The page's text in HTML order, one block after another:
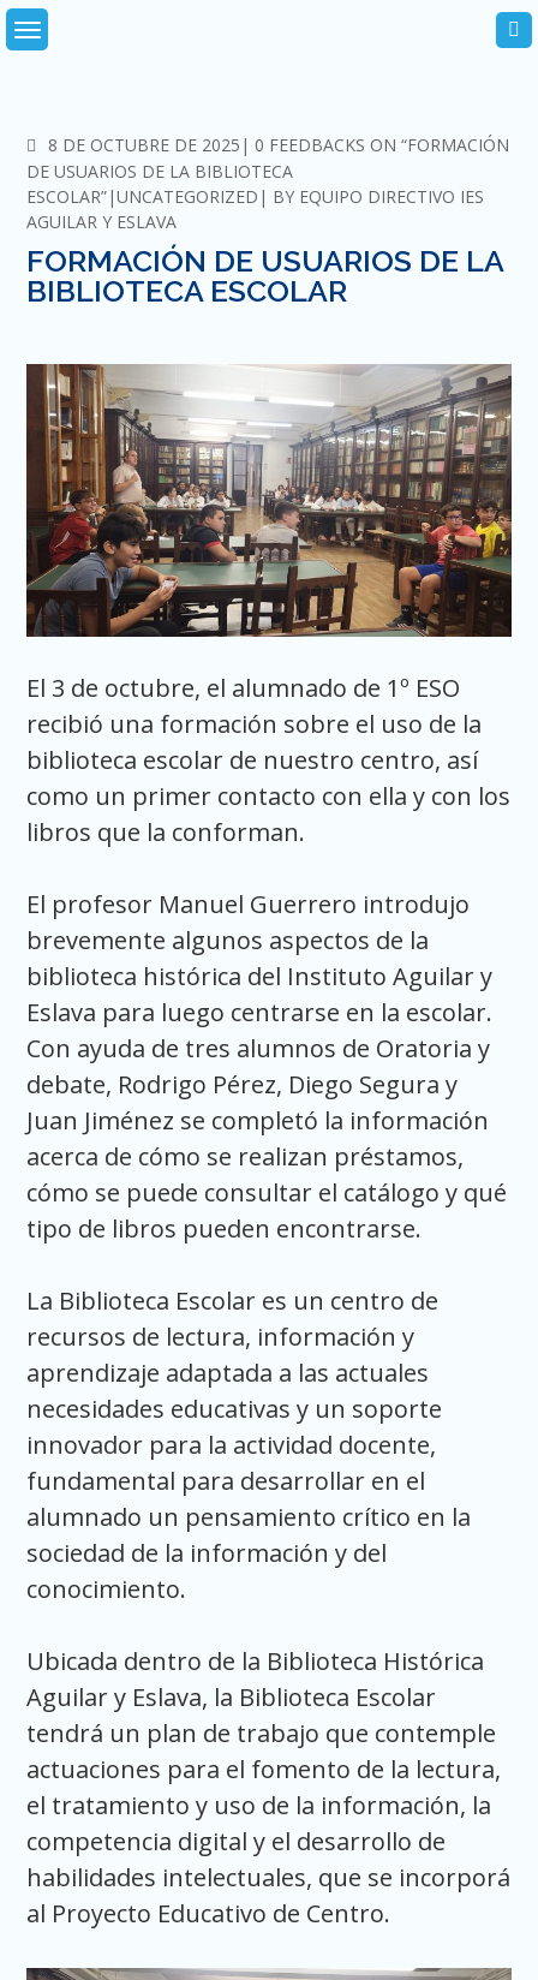
Skip
to
8 DE OCTUBRE DE 2025 COMMENTS
0 FEEDBACKS ON “FORMACIÓN
DE USUARIOS DE LA BIBLIOTECA
ESCOLAR” UNCATEGORIZED BY EQUIPO DIRECTIVO IES
AGUILAR Y ESLAVA
FORMACIÓN DE USUARIOS DE LA
BIBLIOTECA ESCOLAR
El 3 de octubre, el alumnado de 1º ESO
recibió una formación sobre el uso de la
biblioteca escolar de nuestro centro, así
como un primer contacto con ella y con los
libros que la conforman.
El profesor Manuel Guerrero introdujo
brevemente algunos aspectos de la
biblioteca histórica del Instituto Aguilar y
Eslava para luego centrarse en la escolar.
Con ayuda de tres alumnos de Oratoria y
debate, Rodrigo Pérez, Diego Segura y
Juan Jiménez se completó la información
acerca de cómo se realizan préstamos,
cómo se puede consultar el catálogo y qué
tipo de libros pueden encontrarse.
La Biblioteca Escolar es un centro de
recursos de lectura, información y
aprendizaje adaptada a las actuales
necesidades educativas y un soporte
innovador para la actividad docente,
fundamental para desarrollar en el
alumnado un pensamiento crítico en la
sociedad de la información y del
conocimiento.
Ubicada dentro de la Biblioteca Histórica
Aguilar y Eslava, la Biblioteca Escolar
tendrá un plan de trabajo que contemple
actuaciones para el fomento de la lectura,
el tratamiento y uso de la información, la
competencia digital y el desarrollo de
habilidades intelectuales, que se incorporá
al Proyecto Educativo de Centro.